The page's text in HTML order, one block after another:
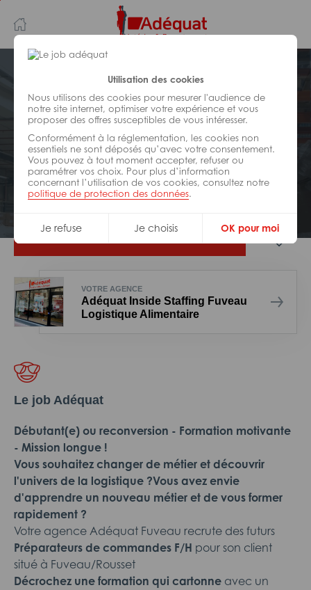
Utilisation des cookies
Nous utilisons des cookies pour mesurer l'audience de
notre site internet, optimiser votre expérience et vous
proposer des offres susceptibles de vous intéresser.
Conformément à la réglementation, les cookies non
essentiels ne sont déposés qu’avec votre consentement.
Vous pouvez à tout moment accepter, refuser ou
paramétrer vos choix. Pour plus d’information
concernant l’utilisation de vos cookies, consultez notre
politique de protection des données.
Je refuse Je choisis OK pour moi
au
contenu
principal
navigation
LOGISTIQUE
Réf : Z21-306558
Préparateur de commandes H/F
Interim Gréasque
VOTRE AGENCE
Adéquat Inside Staffing Fuveau
Logistique Alimentaire
Le job Adéquat
Débutant(e) ou reconversion - Formation motivante
- Mission longue !
Vous souhaitez changer de métier et découvrir
l'univers de la logistique ?Vous avez envie
d'apprendre un nouveau métier et de vous former
rapidement ?
Votre agence Adéquat Fuveau recrute des futurs
Préparateurs de commandes F/H pour son client
situé à Fuveau/Rousset
Décrochez une formation qui cartonne avec un